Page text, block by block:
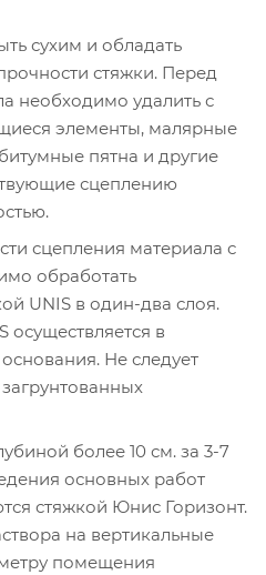
сухим и обладать
стяжки. Перед
необходимо удалить с
элементы, малярные
пятна и другие
сцеплению
сцепления материала с
обработать
UNIS в один-два слоя.
осуществляется в
Не следует
более 10 см. за 3-7
основных работ
стяжкой Юнис Горизонт.
на вертикальные
помещения